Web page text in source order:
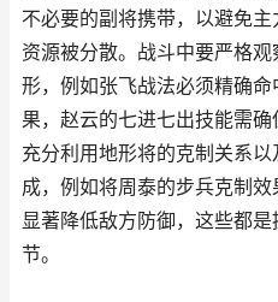
不必要的副将携带，以避免
资源被分散。战斗中要严格
形，例如张飞战法必须精确
果，赵云的七进七出技能需
充分利用地形将的克制关系
成，例如将周泰的步兵克制
显著降低敌方防御，这些都
节。